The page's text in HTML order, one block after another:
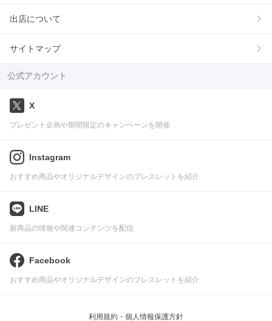
出店について
サイトマップ
公式アカウント
X
プレゼント企画や期間限定のキャンペーンを開催
Instagram
おすすめ商品やオリジナルデザインのブレスレットを紹介
LINE
新商品の情報や関連コンテンツを配信
Facebook
おすすめ商品やオリジナルデザインのブレスレットを紹介
利用規約・個人情報保護方針